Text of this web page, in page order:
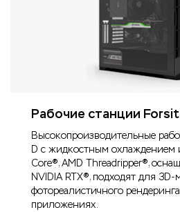
Рабочие станции
Высокопроизводительные
D с жидкостным охлаждением
Core®, AMD Threadripper®,
NVIDIA RTX®, подходят для
фотореалистичного
приложениях.